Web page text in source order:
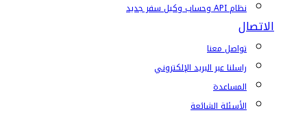
نظام API وحساب وكيل سفر جديد
الاتصال
تواصل معنا
راسلنا عبر البريد الإلكتروني
المساعدة
الأسئلة الشائعة